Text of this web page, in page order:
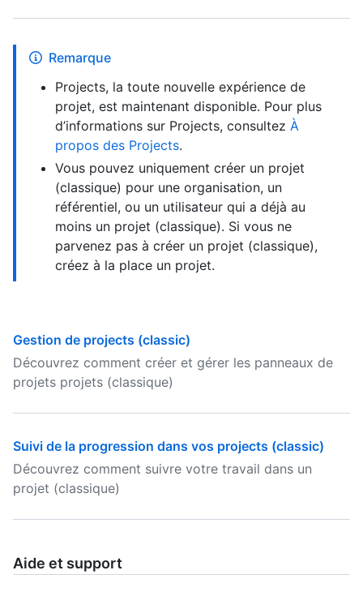
Remarque
Projects, la toute nouvelle expérience de
projet, est maintenant disponible. Pour plus
d’informations sur Projects, consultez À
propos des Projects.
Vous pouvez uniquement créer un projet
(classique) pour une organisation, un
référentiel, ou un utilisateur qui a déjà au
moins un projet (classique). Si vous ne
parvenez pas à créer un projet (classique),
créez à la place un projet.
Gestion de projects (classic)
Découvrez comment créer et gérer les panneaux de
projets projets (classique)
Suivi de la progression dans vos projects (classic)
Découvrez comment suivre votre travail dans un
projet (classique)
Aide et support